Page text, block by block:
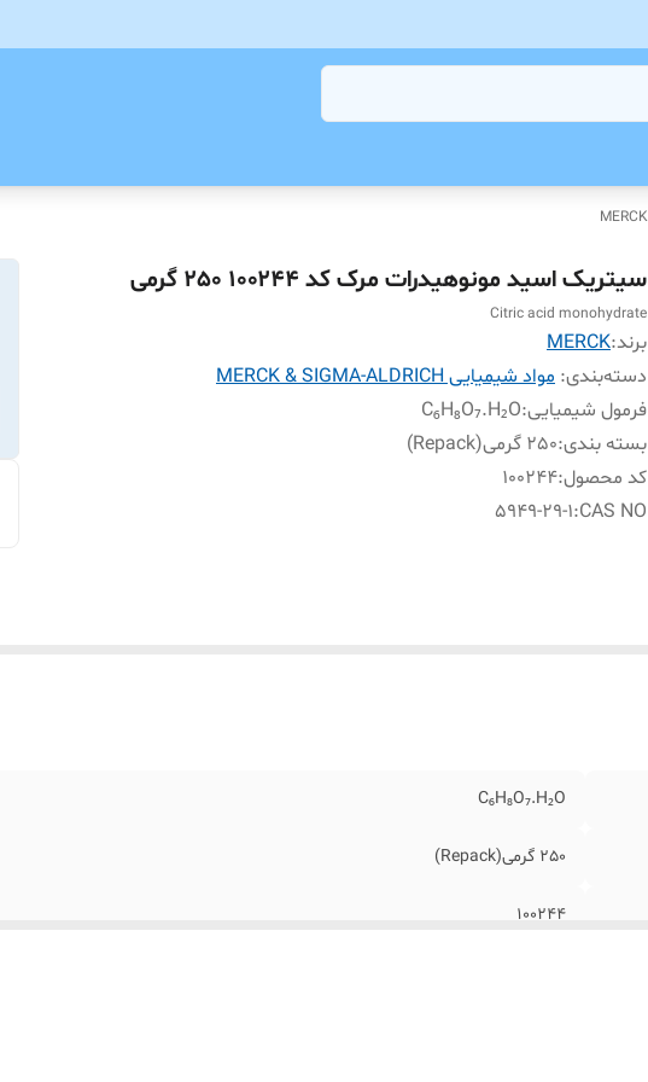
سیتریک اسید مونوهیدرات مرک کد ۱۰۰۲۴۴ 250 گرمی
Citric acid monohydrate
برند:MERCK
دسته‌بندی: مواد شیمیایی MERCK & SIGMA-ALDRICH
فرمول شیمیایی:
C₆H₈O₇.H₂O
بسته بندی:250 گرمی(Repack)
کد محصول:
100244
CAS NO
:
5949-29-1
C₆H₈O₇.H₂O
250 گرمی(Repack)
100244